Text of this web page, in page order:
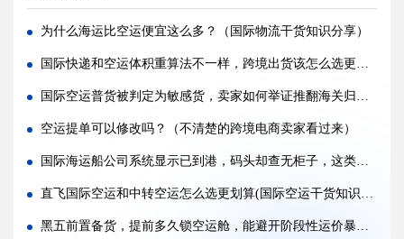
国际空运的运单有什么作用，包含哪些关键信息（国际空运干货知识分享）
国内哪些港口是国际空运主流始发机场（国际空运干货知识分享）
什么是泡货、重货，国际空运分别怎么定价（国际空运干货知识分享）
国际空运直达与中转航班，该如何选择（不清楚的外贸人看过来）
国际空运客机和全货机分别适合运什么货物（国际空运干货知识分享）
国际空运直达与中转航班，该如何选择（国际快递干货知识分享）
国际空运完整运输流程分为哪几个步骤（国际空运干货知识分享）
为什么海运比空运便宜这么多？（国际物流干货知识分享）
国际快递和空运体积重算法不一样，跨境出货该怎么选更省运费（跨境电商卖家请注意）
国际空运普货被判定为敏感货，卖家如何举证推翻海关归类（不清楚的跨境电商卖家请注意）
空运提单可以修改吗？（不清楚的跨境电商卖家看过来）
国际海运船公司系统显示已到港，码头却查无柜子，这类失踪柜如何找回（国际海运干货知识分享）
直飞国际空运和中转空运怎么选更划算(国际空运干货知识分享)
黑五前置备货，提前多久锁空运舱，能避开阶段性运价暴涨（国际空运干货知识分享）